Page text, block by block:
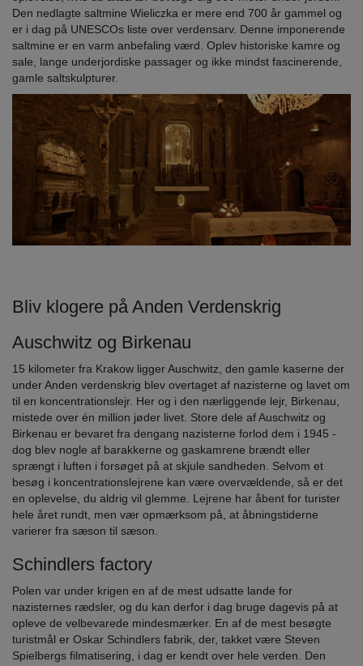
Den nedlagte saltmine Wieliczka er mere end 700 år gammel og
er i dag på UNESCOs liste over verdensarv. Denne imponerende
saltmine er en varm anbefaling værd. Oplev historiske kamre og
sale, lange underjordiske passager og ikke mindst fascinerende,
gamle saltskulpturer.
Bliv klogere på Anden Verdenskrig
Auschwitz og Birkenau
15 kilometer fra Krakow ligger Auschwitz, den gamle kaserne der
under Anden verdenskrig blev overtaget af nazisterne og lavet om
til en koncentrationslejr. Her og i den nærliggende lejr, Birkenau,
mistede over én million jøder livet. Store dele af Auschwitz og
Birkenau er bevaret fra dengang nazisterne forlod dem i 1945 -
dog blev nogle af barakkerne og gaskamrene brændt eller
sprængt i luften i forsøget på at skjule sandheden. Selvom et
besøg i koncentrationslejrene kan være overvældende, så er det
en oplevelse, du aldrig vil glemme. Lejrene har åbent for turister
hele året rundt, men vær opmærksom på, at åbningstiderne
varierer fra sæson til sæson.
Schindlers factory
Polen var under krigen en af de mest udsatte lande for
nazisternes rædsler, og du kan derfor i dag bruge dagevis på at
opleve de velbevarede mindesmærker. En af de mest besøgte
turistmål er Oskar Schindlers fabrik, der, takket være Steven
Spielbergs filmatisering, i dag er kendt over hele verden. Den